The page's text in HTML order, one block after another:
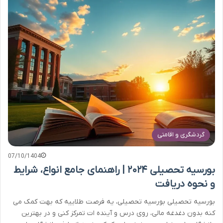
گردشگری و اقامتی
07/10/1404
بورسیه تحصیلی ۲۰۲۴ | راهنمای جامع انواع، شرایط
و نحوه دریافت
بورسیه تحصیلی بورسیه تحصیلی، یه فرصت طلاییه که بهت کمک می
کنه بدون دغدغه مالی، روی درس و آینده ات تمرکز کنی و در بهترین